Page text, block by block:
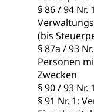
§ 86 / 94 Nr.
(bis
§ 87a / 93
Personen
Zwecken
§ 90 / 93
§ 91 Nr. 1: